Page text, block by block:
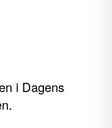
i Dagens